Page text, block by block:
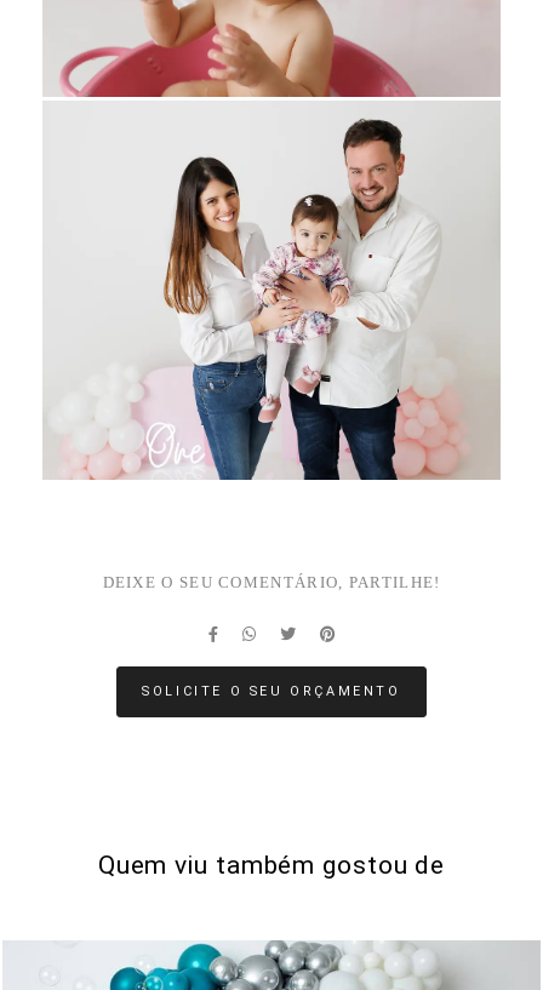
DEIXE O SEU COMENTÁRIO, PARTILHE!
SOLICITE O SEU ORÇAMENTO
Quem viu também gostou de